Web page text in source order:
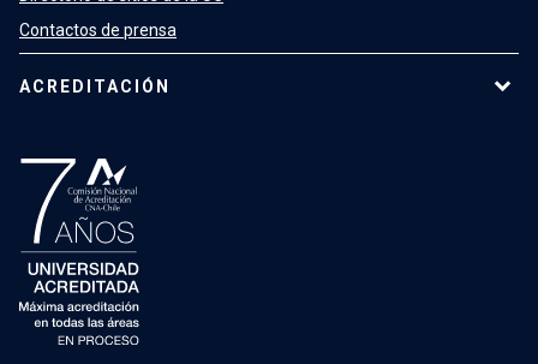
Contactos de prensa
ACREDITACIÓN